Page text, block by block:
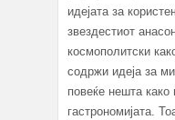
идејата за
звездестиот
космополитски
содржи идеја за
повеќе нешта како
гастрономијата.